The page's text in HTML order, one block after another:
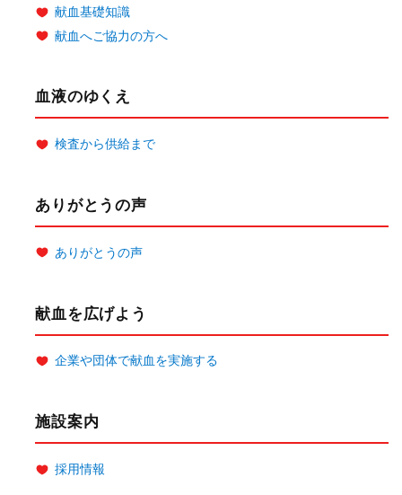
献血基礎知識
献血へご協力の方へ
血液のゆくえ
検査から供給まで
ありがとうの声
ありがとうの声
献血を広げよう
企業や団体で献血を実施する
施設案内
採用情報